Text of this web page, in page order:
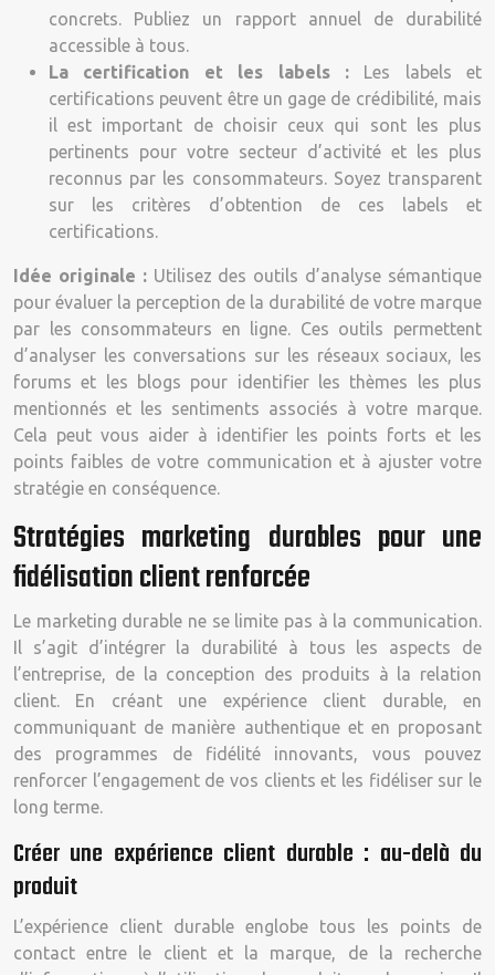
concrets. Publiez un rapport annuel de durabilité
accessible à tous.
La certification et les labels : Les labels et
certifications peuvent être un gage de crédibilité, mais
il est important de choisir ceux qui sont les plus
pertinents pour votre secteur d’activité et les plus
reconnus par les consommateurs. Soyez transparent
sur les critères d’obtention de ces labels et
certifications.
Idée originale : Utilisez des outils d’analyse sémantique
pour évaluer la perception de la durabilité de votre marque
par les consommateurs en ligne. Ces outils permettent
d’analyser les conversations sur les réseaux sociaux, les
forums et les blogs pour identifier les thèmes les plus
mentionnés et les sentiments associés à votre marque.
Cela peut vous aider à identifier les points forts et les
points faibles de votre communication et à ajuster votre
stratégie en conséquence.
Stratégies marketing durables pour une
fidélisation client renforcée
Le marketing durable ne se limite pas à la communication.
Il s’agit d’intégrer la durabilité à tous les aspects de
l’entreprise, de la conception des produits à la relation
client. En créant une expérience client durable, en
communiquant de manière authentique et en proposant
des programmes de fidélité innovants, vous pouvez
renforcer l’engagement de vos clients et les fidéliser sur le
long terme.
Créer une expérience client durable : au-delà du
produit
L’expérience client durable englobe tous les points de
contact entre le client et la marque, de la recherche